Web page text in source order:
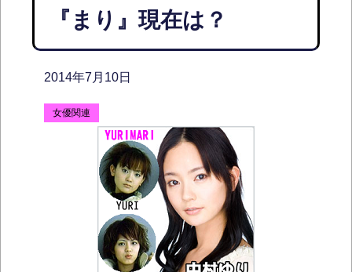
『まり』現在は？
2014年7月10日
女優関連